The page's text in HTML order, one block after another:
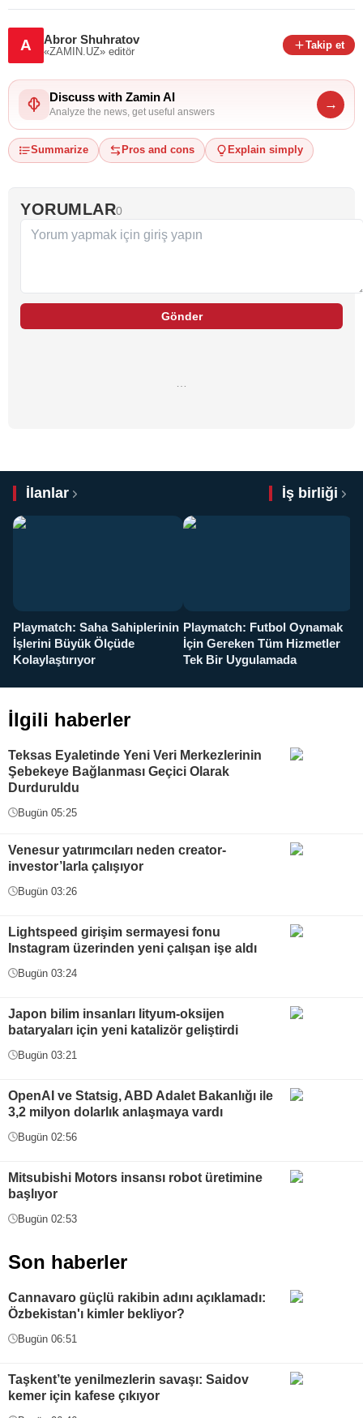
A Abror Shuhratov
«ZAMIN.UZ» editör
Takip et
Discuss with Zamin AI
Analyze the news, get useful answers
→
Summarize Pros and cons Explain simply
YORUMLAR0
Gönder
İlanlar İş birliği
Playmatch: Saha Sahiplerinin
İşlerini Büyük Ölçüde
Kolaylaştırıyor
Playmatch: Futbol Oynamak
İçin Gereken Tüm Hizmetler
Tek Bir Uygulamada
İlgili haberler
Teksas Eyaletinde Yeni Veri Merkezlerinin
Şebekeye Bağlanması Geçici Olarak
Durduruldu
Bugün 05:25
Venesur yatırımcıları neden creator-
investor’larla çalışıyor
Bugün 03:26
Lightspeed girişim sermayesi fonu
Instagram üzerinden yeni çalışan işe aldı
Bugün 03:24
Japon bilim insanları lityum-oksijen
bataryaları için yeni katalizör geliştirdi
Bugün 03:21
OpenAI ve Statsig, ABD Adalet Bakanlığı ile
3,2 milyon dolarlık anlaşmaya vardı
Bugün 02:56
Mitsubishi Motors insansı robot üretimine
başlıyor
Bugün 02:53
Son haberler
Cannavaro güçlü rakibin adını açıklamadı:
Özbekistan'ı kimler bekliyor?
Bugün 06:51
Taşkent’te yenilmezlerin savaşı: Saidov
kemer için kafese çıkıyor